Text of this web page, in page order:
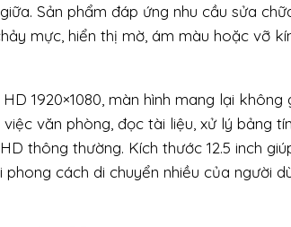
Sản phẩm đáp ứng nhu cầu sửa
mực, hiển thị mờ, ám màu hoặc vỡ
1920×1080, màn hình mang lại
văn phòng, đọc tài liệu, xử lý bảng
thông thường. Kích thước 12.5 inch
phong cách di chuyển nhiều của người